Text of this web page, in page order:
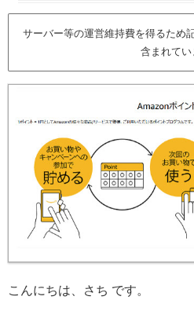
サーバー等の運営維持費を得るため
含まれてい
こんにちは、さち です。